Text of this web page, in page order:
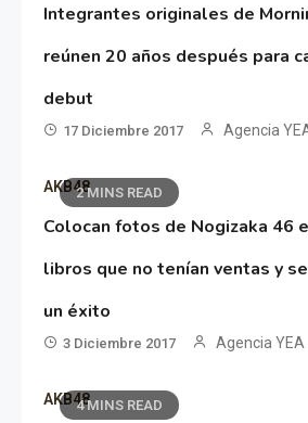
Integrantes originales de
reúnen 20 años después para
debut
17 Diciembre 2017 Agencia
2 MINS READ
AKB48
Colocan fotos de Nogizaka 46
libros que no tenían ventas y
un éxito
3 Diciembre 2017 Agencia YEA
4 MINS READ
AKB48